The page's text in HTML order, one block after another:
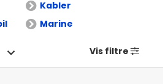
Kabler
Marine
Vis filtre